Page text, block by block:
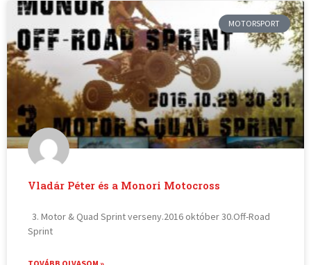
MOTORSPORT
Vladár Péter és a Monori Motocross
3. Motor & Quad Sprint verseny.2016 október 30.Off-Road
Sprint